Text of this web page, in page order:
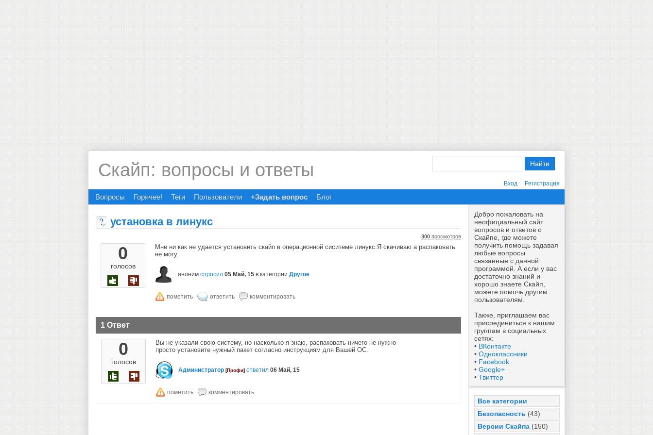
Скайп: вопросы и ответы
Вход Регистрация
Вопросы Горячее! Теги Пользователи +Задать вопрос Блог
Добро пожаловать на
неофициальный сайт
вопросов и ответов о
Скайпе, где можете
получить помощь задавая
любые вопросы
связанные с данной
программой. А если у вас
достаточно знаний и
хорошо знаете Скайп,
можете помочь другим
пользователям.
Также, приглашаем вас
присоединиться к нашим
группам в социальных
сетях:
• ВКонтакте
• Одноклассники
• Facebook
• Google+
• Твиттер
Все категории
Безопасность (43)
Версии Скайпа (150)
установка в линукс
0
голосов
300 просмотров
Мне ни как не удается установить скайп в операционной сиситеме линукс.Я скачиваю а распаковать
не могу.
аноним спросил 05 Май, 15 в категории Другое
1 Ответ
0
голосов
Вы не указали свою систему, но насколько я знаю, распаковать ничего не нужно —
просто установите нужный пакет согласно инструкциям для Вашей ОС.
Администратор [Профи] ответил 06 Май, 15